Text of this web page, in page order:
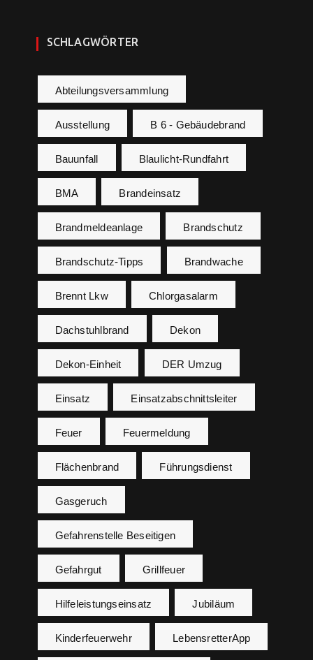
SCHLAGWÖRTER
Abteilungsversammlung
Ausstellung B 6 - Gebäudebrand
Bauunfall Blaulicht-Rundfahrt
BMA Brandeinsatz
Brandmeldeanlage Brandschutz
Brandschutz-Tipps Brandwache
Brennt Lkw Chlorgasalarm
Dachstuhlbrand Dekon
Dekon-Einheit DER Umzug
Einsatz Einsatzabschnittsleiter
Feuer Feuermeldung
Flächenbrand Führungsdienst
Gasgeruch
Gefahrenstelle Beseitigen
Gefahrgut Grillfeuer
Hilfeleistungseinsatz Jubiläum
Kinderfeuerwehr LebensretterApp